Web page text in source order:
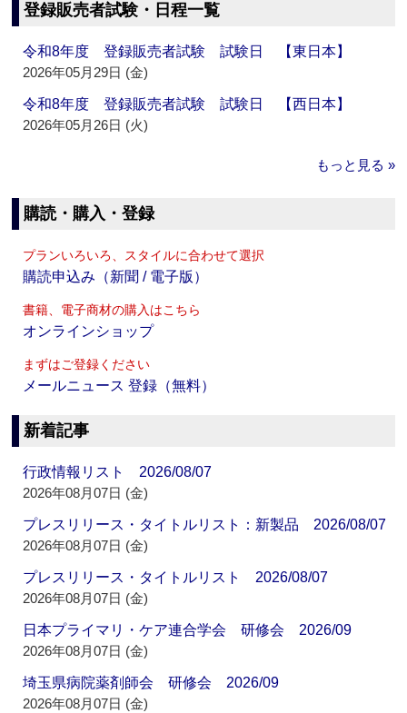
登録販売者試験・日程一覧
令和8年度 登録販売者試験 試験日 【東日本】
2026年05月29日 (金)
令和8年度 登録販売者試験 試験日 【西日本】
2026年05月26日 (火)
もっと見る »
購読・購入・登録
プランいろいろ、スタイルに合わせて選択
購読申込み（新聞 / 電子版）
書籍、電子商材の購入はこちら
オンラインショップ
まずはご登録ください
メールニュース 登録（無料）
新着記事
行政情報リスト 2026/08/07
2026年08月07日 (金)
プレスリリース・タイトルリスト：新製品 2026/08/07
2026年08月07日 (金)
プレスリリース・タイトルリスト 2026/08/07
2026年08月07日 (金)
日本プライマリ・ケア連合学会 研修会 2026/09
2026年08月07日 (金)
埼玉県病院薬剤師会 研修会 2026/09
2026年08月07日 (金)